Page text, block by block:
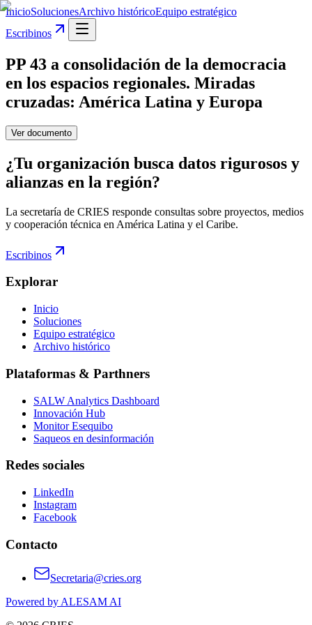
InicioSolucionesArchivo históricoEquipo estratégico
Escribinos
PP 43 a consolidación de la democracia
en los espacios regionales. Miradas
cruzadas: América Latina y Europa
Ver documento
¿Tu organización busca datos rigurosos y
alianzas en la región?
La secretaría de CRIES responde consultas sobre proyectos, medios
y cooperación técnica en América Latina y el Caribe.
Escribinos
Explorar
Inicio
Soluciones
Equipo estratégico
Archivo histórico
Plataformas & Parthners
SALW Analytics Dashboard
Innovación Hub
Monitor Esequibo
Saqueos en desinformación
Redes sociales
LinkedIn
Instagram
Facebook
Contacto
Secretaria@cries.org
Powered by ALESAM AI